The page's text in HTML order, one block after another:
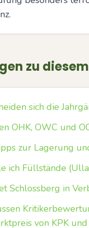
zu
sich die
OHK, OWC und
zur Lagerung
ich Füllstände
Schlossberg in
von KPK